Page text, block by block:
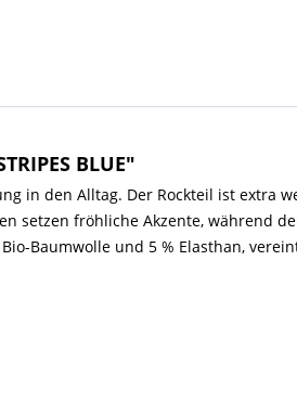
BLUE"
in den Alltag. Der Rockteil ist extra
setzen fröhliche Akzente, während
Baumwolle und 5 % Elasthan,